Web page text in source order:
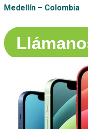
Medellín – Colombia